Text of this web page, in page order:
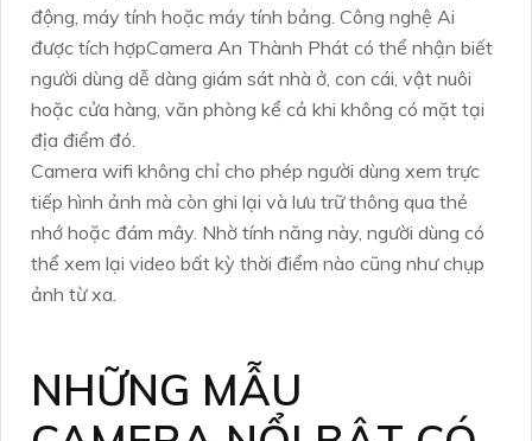
động, máy tính hoặc máy tính bảng. Công nghệ Ai
được tích hợpCamera An Thành Phát có thể nhận biết
người dùng dễ dàng giám sát nhà ở, con cái, vật nuôi
hoặc cửa hàng, văn phòng kể cả khi không có mặt tại
địa điểm đó.
Camera wifi không chỉ cho phép người dùng xem trực
tiếp hình ảnh mà còn ghi lại và lưu trữ thông qua thẻ
nhớ hoặc đám mây. Nhờ tính năng này, người dùng có
thể xem lại video bất kỳ thời điểm nào cũng như chụp
ảnh từ xa.
NHỮNG MẪU